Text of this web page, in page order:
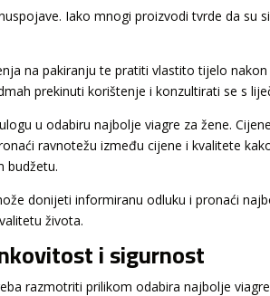
Iako mnogi proizvodi tvrde da su
na pakiranju te pratiti vlastito tijelo
prekinuti korištenje i konzultirati se s
u odabiru najbolje viagre za žene.
ravnotežu između cijene i kvalitete
budžetu.
donijeti informiranu odluku i pronaći
života.
i sigurnost
razmotriti prilikom odabira najbolje